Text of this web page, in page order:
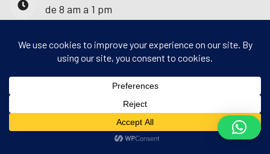
de 8 am a 1 pm
© 2025 - Guías Médica. Todos los derechos
reservados.